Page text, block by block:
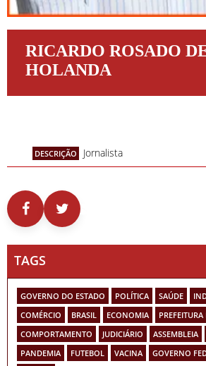
RICARDO ROSADO
HOLANDA
DESCRIÇÃO Jornalista
TAGS
GOVERNO DO ESTADO POLÍTICA SAÚDE
COMÉRCIO
BRASIL ECONOMIA
COMPORTAMENTO
JUDICIÁRIO ASSEMBLEIA
PANDEMIA
FUTEBOL VACINA GOVERNO